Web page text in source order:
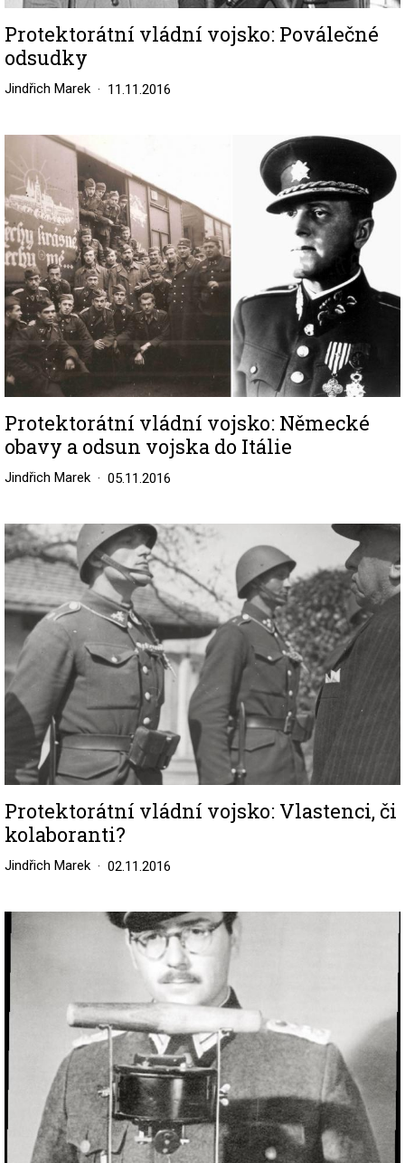
Protektorátní vládní vojsko: Poválečné
odsudky
Jindřich Marek 11.11.2016
Protektorátní vládní vojsko: Německé
obavy a odsun vojska do Itálie
Jindřich Marek 05.11.2016
Image
Protektorátní vládní vojsko: Vlastenci, či
kolaboranti?
Jindřich Marek 02.11.2016